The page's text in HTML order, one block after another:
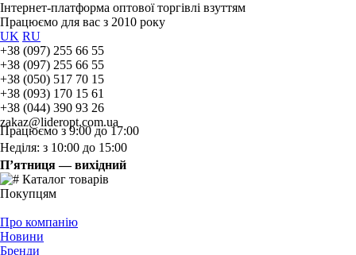
Інтернет-платформа оптової торгівлі взуттям
Працюємо для вас з 2010 року
UK RU
+38 (097) 255 66 55
+38 (097) 255 66 55
+38 (050) 517 70 15
+38 (093) 170 15 61
+38 (044) 390 93 26
zakaz@lideropt.com.ua
Працюємо з 9:00 до 17:00
Неділя: з 10:00 до 15:00
П’ятниця — вихідний
Каталог товарів
Покупцям
Про компанію
Новини
Бренди